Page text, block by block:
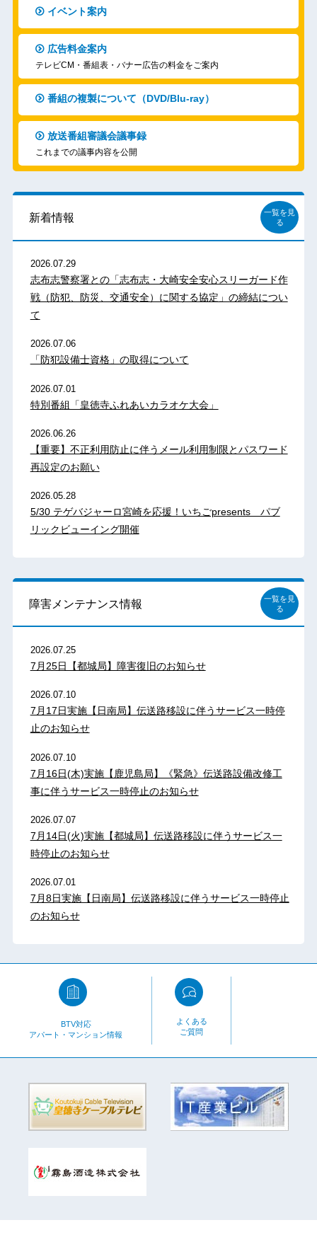
イベント案内
広告料金案内
テレビCM・番組表・バナー広告の料金をご案内
番組の複製について（DVD/Blu-ray）
放送番組審議会議事録
これまでの議事内容を公開
新着情報
一覧を見
る
2026.07.29
志布志警察署との「志布志・大崎安全安心スリーガード作
戦（防犯、防災、交通安全）に関する協定」の締結につい
て
2026.07.06
「防犯設備士資格」の取得について
2026.07.01
特別番組「皇徳寺ふれあいカラオケ大会」
2026.06.26
【重要】不正利用防止に伴うメール利用制限とパスワード
再設定のお願い
2026.05.28
5/30 テゲバジャーロ宮崎を応援！いちごpresents パブ
リックビューイング開催
障害メンテナンス情報
一覧を見
る
2026.07.25
7月25日【都城局】障害復旧のお知らせ
2026.07.10
7月17日実施【日南局】伝送路移設に伴うサービス一時停
止のお知らせ
2026.07.10
7月16日(木)実施【鹿児島局】《緊急》伝送路設備改修工
事に伴うサービス一時停止のお知らせ
2026.07.07
7月14日(火)実施【都城局】伝送路移設に伴うサービス一
時停止のお知らせ
2026.07.01
7月8日実施【日南局】伝送路移設に伴うサービス一時停止
のお知らせ
BTV対応
アパート・マンション情報
よくある
ご質問